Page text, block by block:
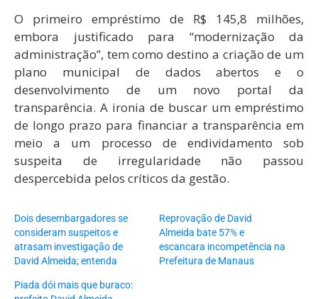
O primeiro empréstimo de R$ 145,8 milhões,
embora justificado para “modernização da
administração”, tem como destino a criação de um
plano municipal de dados abertos e o
desenvolvimento de um novo portal da
transparência. A ironia de buscar um empréstimo
de longo prazo para financiar a transparência em
meio a um processo de endividamento sob
suspeita de irregularidade não passou
despercebida pelos críticos da gestão.
Dois desembargadores se
consideram suspeitos e
atrasam investigação de
David Almeida; entenda
Reprovação de David
Almeida bate 57% e
escancara incompetência na
Prefeitura de Manaus
Piada dói mais que buraco: